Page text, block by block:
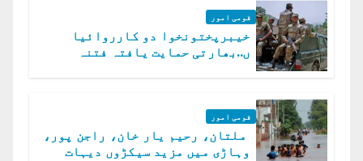
قومی امور
خیبرپختونخوا دو کارروائیا
ں..بھارتی حمایت یافتہ فتنہ
قومی امور
ملتان، رحیم یار خان، راجن پور،
وہاڑی میں مزید سیکڑوں دیہات